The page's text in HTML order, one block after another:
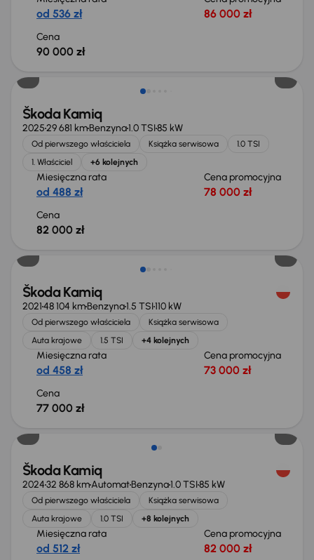
od 536 zł 86 000 zł
Cena
90 000 zł
Škoda Kamiq
202529 681 kmBenzyna1.0 TSI85 kW
Od pierwszego właściciela Książka serwisowa
1.0 TSI
1. Właściciel
+6 kolejnych
Miesięczna rata
od 488 zł
Cena promocyjna
78 000 zł
Cena
82 000 zł
Škoda Kamiq
202148 104 kmBenzyna1.5 TSI110 kW
Od pierwszego właściciela
Książka serwisowa
Auta krajowe
1.5 TSI +4 kolejnych
Miesięczna rata
od 458 zł
Cena promocyjna
73 000 zł
Cena
77 000 zł
Škoda Kamiq
202432 868 kmAutomatBenzyna1.0 TSI85 kW
Od pierwszego właściciela
Książka serwisowa
Auta krajowe
1.0 TSI +8 kolejnych
Miesięczna rata
od 512 zł
Cena promocyjna
82 000 zł